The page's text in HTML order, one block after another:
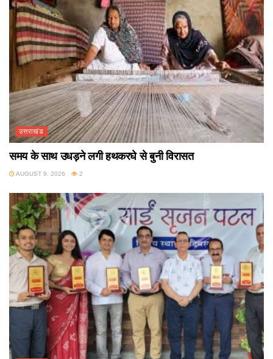
उत्तराखंड
समय के साथ उधड़ने लगी हथकरघे से बुनी विरासत
AUGUST 9, 2026 2